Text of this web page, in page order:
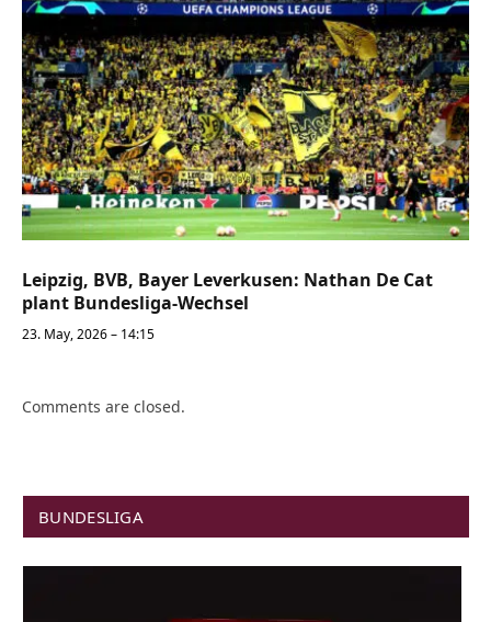
Leipzig, BVB, Bayer Leverkusen: Nathan De Cat
plant Bundesliga-Wechsel
23. May, 2026 – 14:15
Comments are closed.
BUNDESLIGA